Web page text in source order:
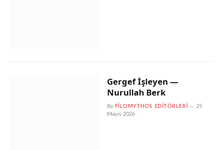
Gergef İşleyen —
Nurullah Berk
By FILOMYTHOS EDITÖRLERI
25
Mayıs 2026